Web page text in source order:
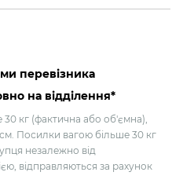
перевізника
на відділення*
кг (фактична або об'ємна),
Посилки вагою більше 30 кг
незалежно від
відправляються за рахунок